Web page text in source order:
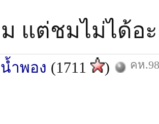
แต่ชมไม่ได้อ
ำพอง (1711 ) คห